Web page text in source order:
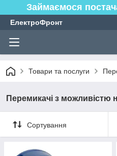
Займаємося
ЕлектроФронт
Товари та послуги
Перемикачі з можливістю
Сортування